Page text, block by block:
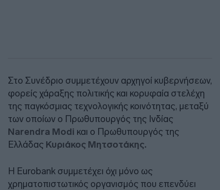
Στο Συνέδριο συμμετέχουν αρχηγοί κυβερνήσεων,
φορείς χάραξης πολιτικής και κορυφαία στελέχη
της παγκόσμιας τεχνολογικής κοινότητας, μεταξύ
των οποίων ο Πρωθυπουργός της Ινδίας
Narendra Modi και ο Πρωθυπουργός της
Ελλάδας Κυριάκος Μητσοτάκης.
Η Eurobank συμμετέχει όχι μόνο ως
χρηματοπιστωτικός οργανισμός που επενδύει